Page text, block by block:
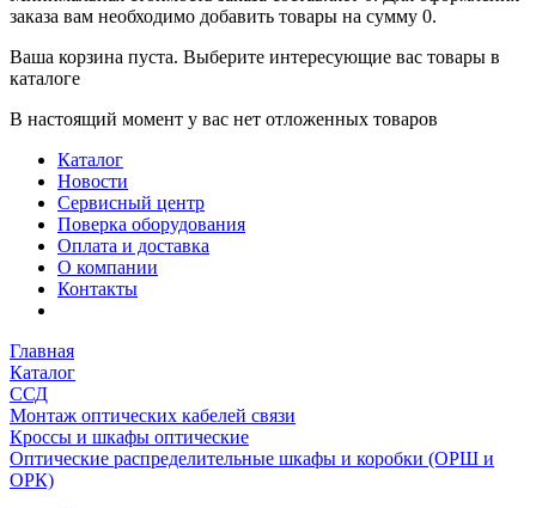
заказа вам необходимо добавить товары на сумму 0.
Ваша корзина пуста. Выберите интересующие вас товары в
каталоге
В настоящий момент у вас нет отложенных товаров
Каталог
Новости
Сервисный центр
Поверка оборудования
Оплата и доставка
О компании
Контакты
Главная
Каталог
ССД
Монтаж оптических кабелей связи
Кроссы и шкафы оптические
Оптические распределительные шкафы и коробки (ОРШ и
ОРК)